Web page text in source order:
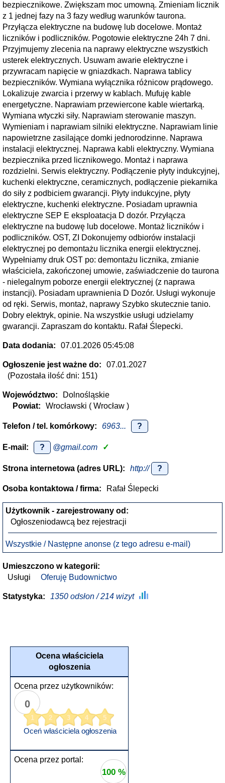
bezpiecznikowe. Zwiększam moc umowną. Zmieniam licznik
z 1 jednej fazy na 3 fazy według warunków taurona.
Przyłącza elektryczne na budowę lub docelowe. Montaż
liczników i podliczników. Pogotowie elektryczne 24h 7 dni.
Przyjmujemy zlecenia na naprawy elektryczne wszystkich
usterek elektrycznych. Usuwam awarie elektryczne i
przywracam napięcie w gniazdkach. Naprawa tablicy
bezpieczników. Wymiana wyłącznika różnicow prądowego.
Lokalizuje zwarcia i przerwy w kablach. Mufuję kable
energetyczne. Naprawiam przewiercone kable wiertarką.
Wymiana wtyczki siły. Naprawiam sterowanie maszyn.
Wymieniam i naprawiam silniki elektryczne. Naprawiam linie
napowietrzne zasilające domki jednorodzinne. Naprawa
instalacji elektrycznej. Naprawa kabli elektryczny. Wymiana
bezpiecznika przed licznikowego. Montaż i naprawa
rozdzielni. Serwis elektryczny. Podłączenie płyty indukcyjnej,
kuchenki elektryczne, ceramicznych, podłączenie piekarnika
do siły z podbiciem gwarancji. Płyty indukcyjne, płyty
elektryczne, kuchenki elektryczne. Posiadam uprawnia
elektryczne SEP E eksploatacja D dozór. Przyłącza
elektryczne na budowę lub docelowe. Montaż liczników i
podliczników. OST, ZI Dokonujemy odbiorów instalacji
elektrycznej po demontażu licznika energii elektrycznej.
Wypełniamy druk OST po: demontażu licznika, zmianie
właściciela, zakończonej umowie, zaświadczenie do taurona
- nielegalnym poborze energii elektrycznej (z naprawa
instancji). Posiadam uprawnienia D Dozór. Usługi wykonuje
od ręki. Serwis, montaż, naprawy Szybko skutecznie tanio.
Dobry elektryk, opinie. Na wszystkie usługi udzielamy
gwarancji. Zapraszam do kontaktu. Rafał Ślepecki.
Data dodania: 07.01.2026 05:45:08
Ogłoszenie jest ważne do:
07.01.2027
(Pozostała ilość dni: 151)
Województwo:
Dolnośląskie
Powiat:
Wrocławski ( Wrocław )
Telefon / tel. komórkowy: 6963... ?
E-mail: ? @gmail.com ✓
Strona internetowa (adres URL): http:// ?
Osoba kontaktowa / firma: Rafał Ślepecki
Użytkownik - zarejestrowany od:
Ogłoszeniodawcą bez rejestracji
Wszystkie / Następne anonse (z tego adresu e-mail)
Umieszczono w kategorii:
Usługi
Oferuję Budownictwo
Statystyka: 1350 odsłon / 214 wizyt
Ocena właściciela
ogłoszenia
Ocena przez użytkowników:
0
1 2 3 4 5
Oceń właściciela ogłoszenia
Ocena przez portal:
100 %